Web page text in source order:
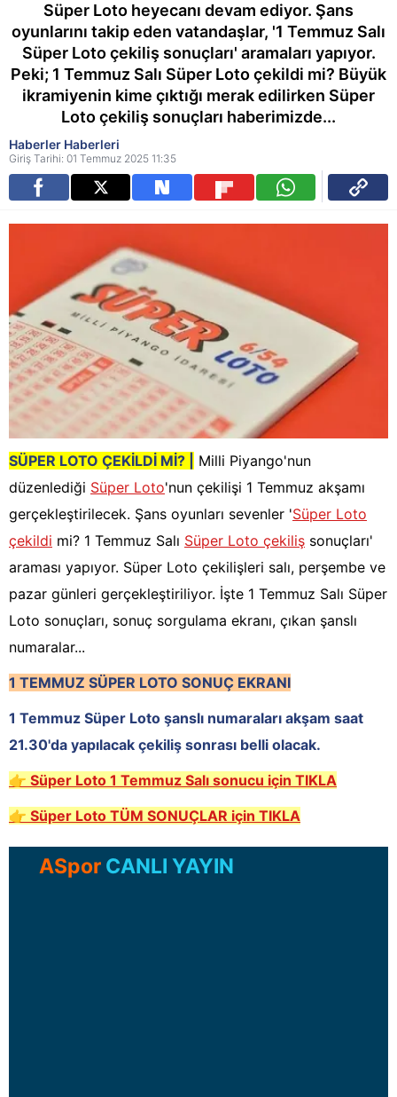
Süper Loto heyecanı devam ediyor. Şans
oyunlarını takip eden vatandaşlar, '1 Temmuz Salı
Süper Loto çekiliş sonuçları' aramaları yapıyor.
Peki; 1 Temmuz Salı Süper Loto çekildi mi? Büyük
ikramiyenin kime çıktığı merak edilirken Süper
Loto çekiliş sonuçları haberimizde...
Haberler Haberleri
Giriş Tarihi: 01 Temmuz 2025 11:35
SÜPER LOTO ÇEKİLDİ Mİ? |
Milli Piyango'nun
düzenlediği Süper Loto'nun çekilişi 1 Temmuz akşamı
gerçekleştirilecek. Şans oyunları sevenler 'Süper Loto
çekildi mi? 1 Temmuz Salı Süper Loto çekiliş sonuçları'
araması yapıyor. Süper Loto çekilişleri salı, perşembe ve
pazar günleri gerçekleştiriliyor. İşte 1 Temmuz Salı Süper
Loto sonuçları, sonuç sorgulama ekranı, çıkan şanslı
numaralar...
1 TEMMUZ SÜPER LOTO SONUÇ EKRANI
1 Temmuz Süper Loto şanslı numaraları akşam saat
21.30'da yapılacak çekiliş sonrası belli olacak.
👉 Süper Loto 1 Temmuz Salı sonucu için TIKLA
👉 Süper Loto TÜM SONUÇLAR için TIKLA
ASpor CANLI YAYIN